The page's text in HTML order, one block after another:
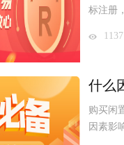
标注册
什么
购买闲
因素影